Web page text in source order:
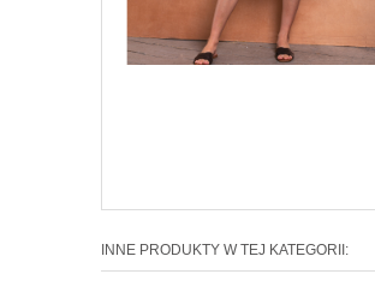
INNE PRODUKTY W TEJ KATEGORII: